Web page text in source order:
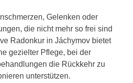
Gelenken oder
die nicht mehr so frei sind
Radonkur in Jáchymov bietet
gezielter Pflege, bei der
die Rückkehr zu
unterstützen.